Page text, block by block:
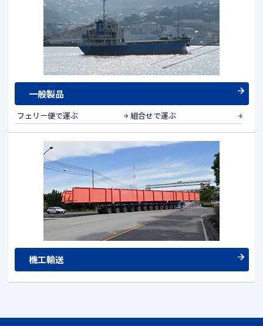
一般製品
フェリー便で運ぶ 組合せで運ぶ
機工輸送